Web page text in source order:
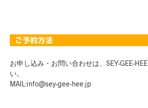
お申し込み・お問い合わせは、SEY-GEE-
い。
MAIL:info@sey-gee-hee.jp